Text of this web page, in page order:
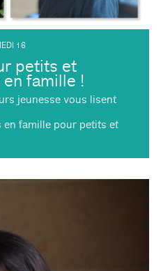
16
petits et
famille !
jeunesse vous lisent
en famille pour petits et